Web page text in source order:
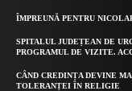
ÎMPREUNĂ PENTRU
SPITALUL JUDEȚEAN DE
PROGRAMUL DE VIZITE.
CÂND CREDINȚA DEVINE
TOLERANȚEI ÎN RELIGIE